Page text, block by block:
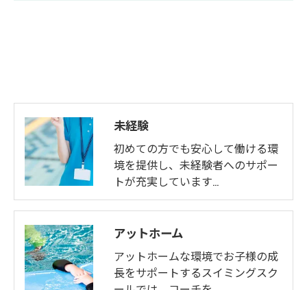
未経験
初めての方でも安心して働ける環
境を提供し、未経験者へのサポー
トが充実しています…
アットホーム
アットホームな環境でお子様の成
長をサポートするスイミングスク